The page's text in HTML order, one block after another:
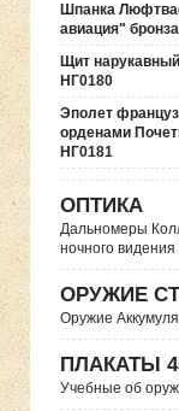
Шпанка
авиация"
Щит
НГ0180
Эполет
орденами
НГ0181
ОПТИКА
Дальномеры
ночного
ОРУЖИЕ
Оружие
ПЛАКАТЫ
Учебные об